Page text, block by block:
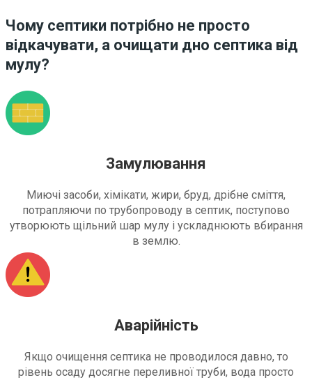
Чому септики потрібно не просто
відкачувати, а очищати дно септика від
мулу?
Замулювання
Миючі засоби, хімікати, жири, бруд, дрібне сміття,
потрапляючи по трубопроводу в септик, поступово
утворюють щільний шар мулу і ускладнюють вбирання
в землю.
Аварійність
Якщо очищення септика не проводилося давно, то
рівень осаду досягне переливної труби, вода просто